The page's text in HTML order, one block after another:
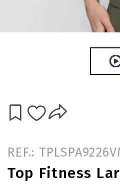
REF.:
Top Fitness